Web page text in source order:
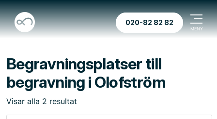
020-82 82 82
Begravningsplatser till
begravning i Olofström
Visar alla 2 resultat